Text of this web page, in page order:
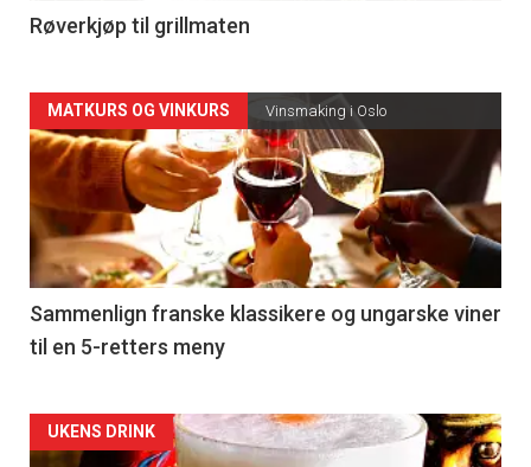
4
Røverkjøp til grillmaten
Forsiden
akkurat
nå
-
5
MATKURS OG VINKURS Vinsmaking i Oslo
Sammenlign franske klassikere og ungarske viner
til en 5-retters meny
Forsiden
UKENS DRINK